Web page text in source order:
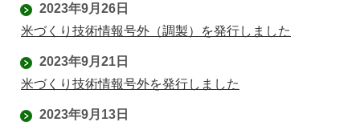
2023年9月26日
米づくり技術情報号外（調製）を発行しました
2023年9月21日
米づくり技術情報号外を発行しました
2023年9月13日